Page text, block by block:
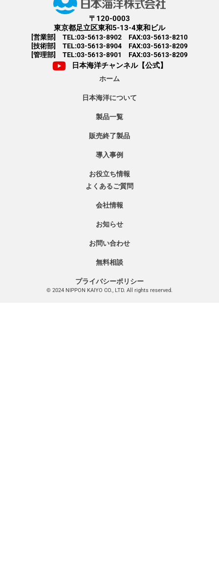
〒120-0003
東京都足立区東和5-13-4東和ビル
[営業部] TEL:03-5613-8902 FAX:03-5613-8210
[技術部] TEL:03-5613-8904 FAX:03-5613-8209
[管理部] TEL:03-5613-8901 FAX:03-5613-8209
日本海洋チャンネル【公式】
ホーム
日本海洋について
製品一覧
販売終了製品
導入事例
お役立ち情報
よくあるご質問
会社情報
お知らせ
お問い合わせ
無料相談
プライバシーポリシー
© 2024 NIPPON KAIYO CO., LTD. All rights reserved.